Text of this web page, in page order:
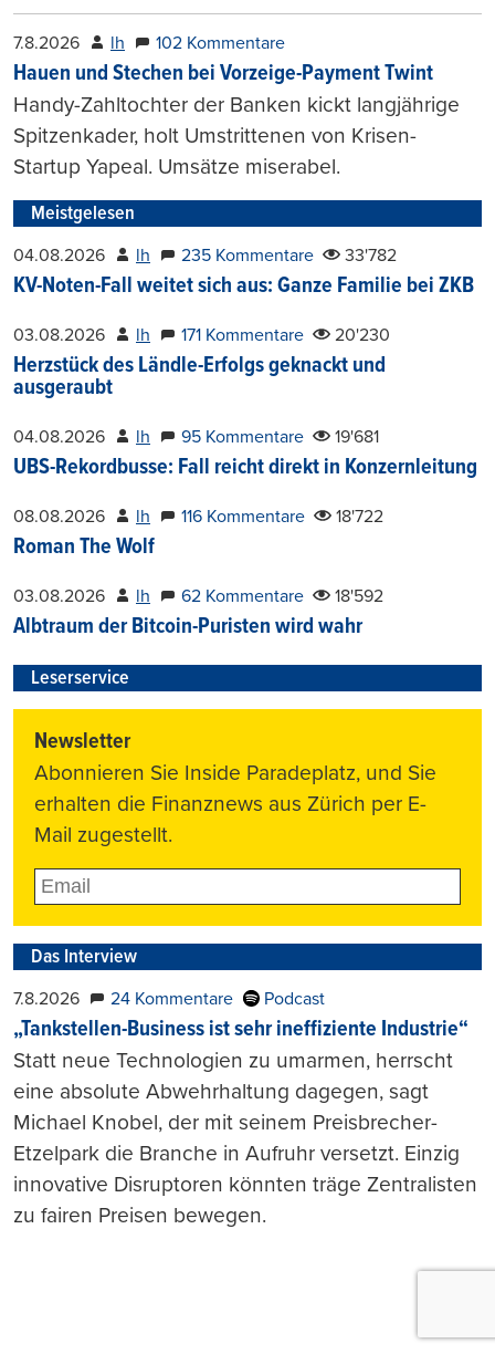
7.8.2026 lh 102 Kommentare
Hauen und Stechen bei Vorzeige-Payment Twint
Handy-Zahltochter der Banken kickt langjährige
Spitzenkader, holt Umstrittenen von Krisen-
Startup Yapeal. Umsätze miserabel.
Meistgelesen
04.08.2026 lh 235 Kommentare 33'782
KV-Noten-Fall weitet sich aus: Ganze Familie bei ZKB
03.08.2026 lh 171 Kommentare 20'230
Herzstück des Ländle-Erfolgs geknackt und
ausgeraubt
04.08.2026 lh 95 Kommentare 19'681
UBS-Rekordbusse: Fall reicht direkt in Konzernleitung
08.08.2026 lh 116 Kommentare 18'722
Roman The Wolf
03.08.2026 lh 62 Kommentare 18'592
Albtraum der Bitcoin-Puristen wird wahr
Leserservice
Newsletter
Abonnieren Sie Inside Paradeplatz, und Sie
erhalten die Finanznews aus Zürich per E-
Mail zugestellt.
Das Interview
7.8.2026 24 Kommentare Podcast
„Tankstellen-Business ist sehr ineffiziente Industrie“
Statt neue Technologien zu umarmen, herrscht
eine absolute Abwehrhaltung dagegen, sagt
Michael Knobel, der mit seinem Preisbrecher-
Etzelpark die Branche in Aufruhr versetzt. Einzig
innovative Disruptoren könnten träge Zentralisten
zu fairen Preisen bewegen.